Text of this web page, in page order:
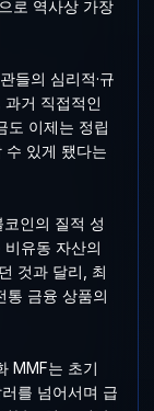
로 역사상 가장
들의 심리적·규
거 직접적인
도 이제는 정립
수 있게 됐다는
인의 질적 성
유동 자산의
것과 달리, 최
통 금융 상품의
MMF는 초기
를 넘어서며 급